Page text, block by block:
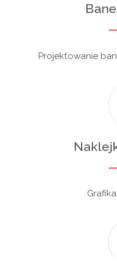
Projektowanie